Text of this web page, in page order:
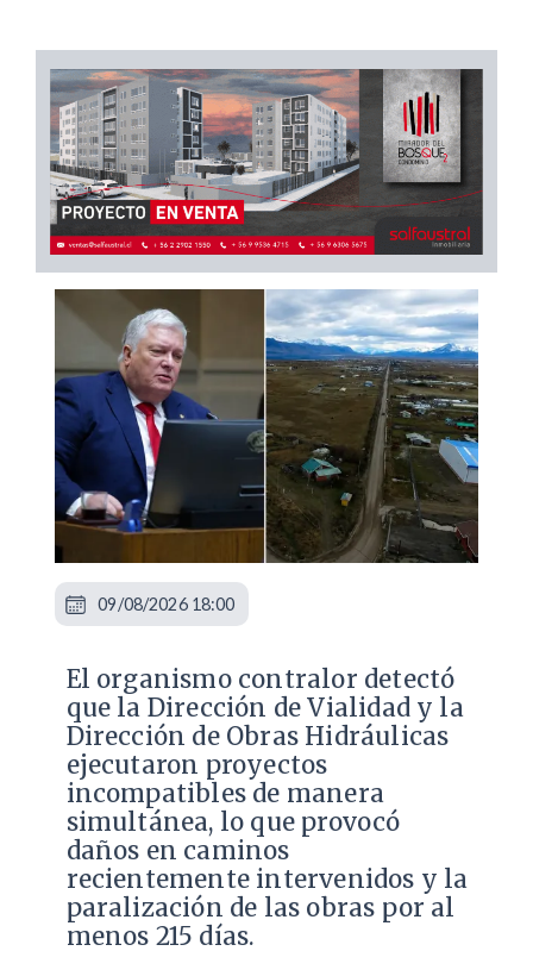
El organismo contralor detectó
que la Dirección de Vialidad y la
Dirección de Obras Hidráulicas
ejecutaron proyectos
incompatibles de manera
simultánea, lo que provocó
daños en caminos
recientemente intervenidos y la
paralización de las obras por al
menos 215 días.
09/08/2026 18:00